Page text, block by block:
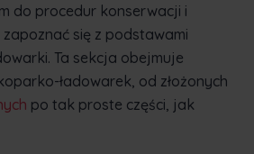
do procedur konserwacji i
się z podstawami
Ta sekcja obejmuje
ładowarek, od złożonych
po tak proste części, jak